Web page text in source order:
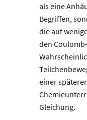
als eine
Begriffen,
die auf
den
einer
Gleichung.